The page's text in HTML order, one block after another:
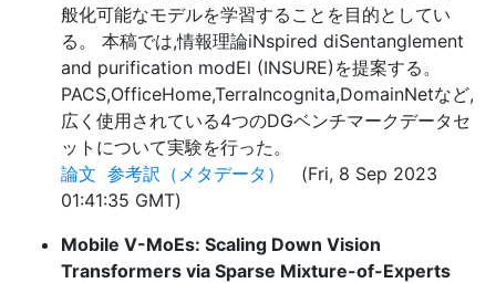
般化可能なモデルを学習することを目的としてい
る。 本稿では,情報理論iNspired diSentanglement
and purification modEl (INSURE)を提案する。
PACS,OfficeHome,TerraIncognita,DomainNetなど,
広く使用されている4つのDGベンチマークデータセ
ットについて実験を行った。
論文 参考訳（メタデータ）
(Fri, 8 Sep 2023
01:41:35 GMT)
Mobile V-MoEs: Scaling Down Vision
Transformers via Sparse Mixture-of-Experts